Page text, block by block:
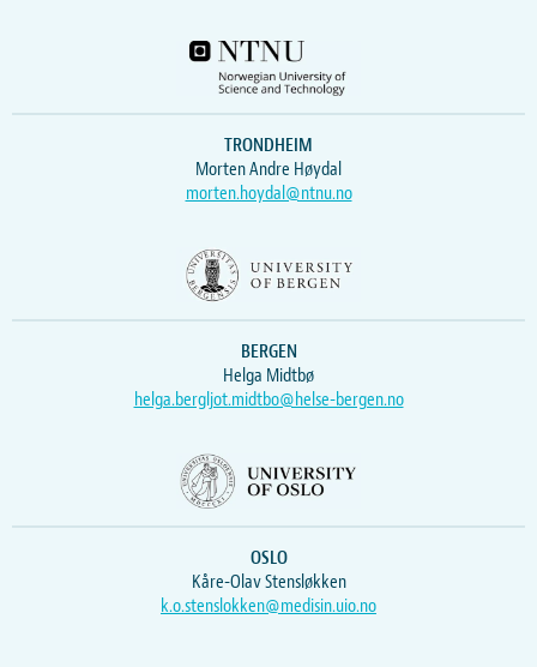
TRONDHEIM
Morten Andre Høydal
morten.hoydal@ntnu.no
BERGEN
Helga Midtbø
helga.bergljot.midtbo@helse-bergen.no
OSLO
Kåre-Olav Stensløkken
k.o.stenslokken@medisin.uio.no